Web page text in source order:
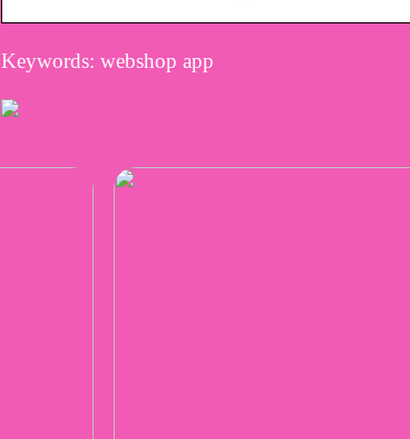
Keywords: webshop app